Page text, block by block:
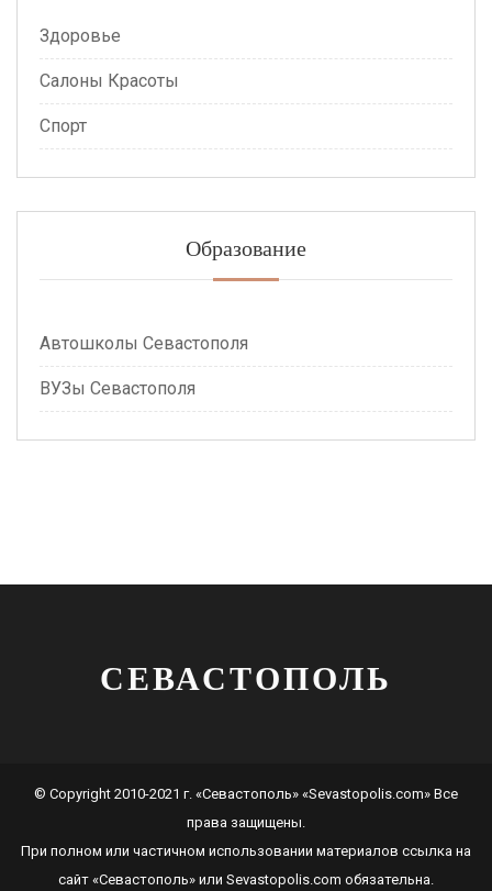
Здоровье
Салоны Красоты
Спорт
Образование
Автошколы Севастополя
ВУЗы Севастополя
СЕВАСТОПОЛЬ
© Copyright 2010-2021 г. «Севастополь» «Sevastopolis.com» Все
права защищены.
При полном или частичном использовании материалов ссылка на
сайт «Севастополь» или Sevastopolis.com обязательна.